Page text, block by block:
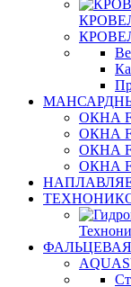
ОКНА
ОКНА
ОКНА
ОКНА